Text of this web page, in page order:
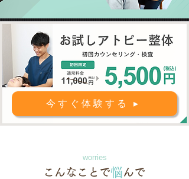
今すぐ体験する ▸
worries
こんなことで悩んで